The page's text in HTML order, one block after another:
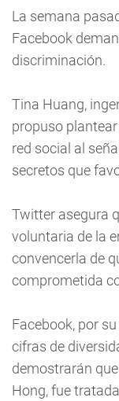
La semana
Facebook
discriminación.
Tina Huang,
propuso
red social al
secretos que
Twitter asegura
voluntaria de la
convencerla de
comprometida
Facebook, por
cifras de
demostrarán
Hong, fue